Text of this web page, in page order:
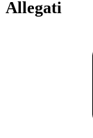
Allegati